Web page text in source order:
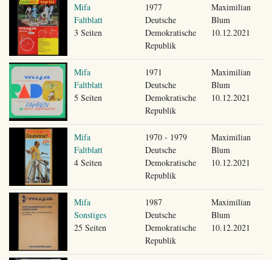
Mifa
Faltblatt
3 Seiten
1977
Deutsche
Demokratische
Republik
Maximilian
Blum
10.12.2021
Mifa
Faltblatt
5 Seiten
1971
Deutsche
Demokratische
Republik
Maximilian
Blum
10.12.2021
Mifa
Faltblatt
4 Seiten
1970 - 1979
Deutsche
Demokratische
Republik
Maximilian
Blum
10.12.2021
Mifa
Sonstiges
25 Seiten
1987
Deutsche
Demokratische
Republik
Maximilian
Blum
10.12.2021